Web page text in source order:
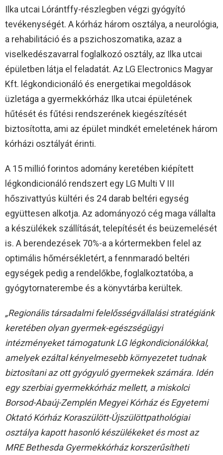
Ilka utcai Lórántffy-részlegben végzi gyógyító
tevékenységét. A kórház három osztálya, a neurológia,
a rehabilitáció és a pszichoszomatika, azaz a
viselkedészavarral foglalkozó osztály, az Ilka utcai
épületben látja el feladatát. Az LG Electronics Magyar
Kft. légkondicionáló és energetikai megoldások
üzletága a gyermekkórház Ilka utcai épületének
hűtését és fűtési rendszerének kiegészítését
biztosította, ami az épület mindkét emeletének három
kórházi osztályát érinti.
A 15 millió forintos adomány keretében kiépített
légkondicionáló rendszert egy LG Multi V III
hőszivattyús kültéri és 24 darab beltéri egység
együttesen alkotja. Az adományozó cég maga vállalta
a készülékek szállítását, telepítését és beüzemelését
is. A berendezések 70%-a a kórtermekben felel az
optimális hőmérsékletért, a fennmaradó beltéri
egységek pedig a rendelőkbe, foglalkoztatóba, a
gyógytornaterembe és a könyvtárba kerültek.
„Regionális társadalmi felelősségvállalási stratégiánk
keretében olyan gyermek-egészségügyi
intézményeket támogatunk LG légkondicionálókkal,
amelyek ezáltal kényelmesebb környezetet tudnak
biztosítani az ott gyógyuló gyermekek számára. Idén
egy szerbiai gyermekkórház mellett, a miskolci
Borsod-Abaúj-Zemplén Megyei Kórház és Egyetemi
Oktató Kórház Koraszülött-Újszülöttpathológiai
osztálya kapott hasonló készülékeket és most az
MRE Bethesda Gyermekkórház korszerűsítheti